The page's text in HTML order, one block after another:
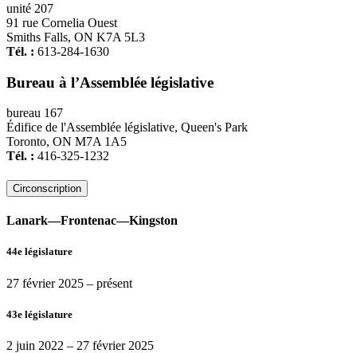
unité 207
91 rue Cornelia Ouest
Smiths Falls, ON K7A 5L3
Tél. : 613-284-1630
Bureau à l’Assemblée législative
bureau 167
Édifice de l'Assemblée législative, Queen's Park
Toronto, ON M7A 1A5
Tél. : 416-325-1232
Circonscription
Lanark—Frontenac—Kingston
44e législature
27 février 2025 – présent
43e législature
2 juin 2022 – 27 février 2025